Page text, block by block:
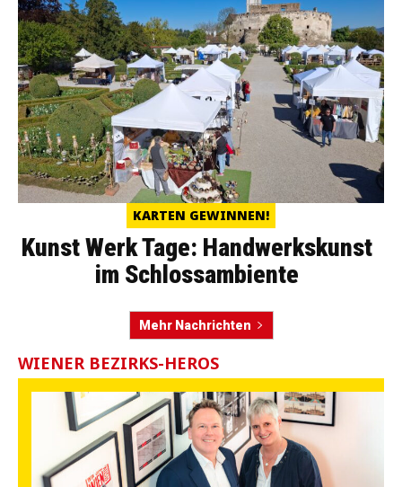
KARTEN GEWINNEN!
Kunst Werk Tage: Handwerkskunst
im Schlossambiente
Mehr Nachrichten
WIENER BEZIRKS-HEROS